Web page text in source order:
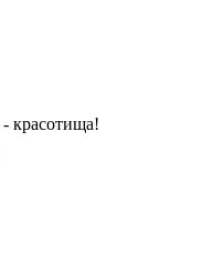
красотища!